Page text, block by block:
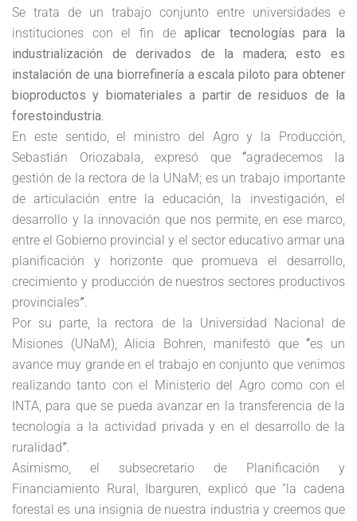
Se trata de un trabajo conjunto entre universidades e
instituciones con el fin deaplicar tecnologías para la
industrialización de derivados de la madera; esto es
instalación de una biorrefinería a escala piloto para obtener
bioproductos y biomateriales a partir de residuos de la
forestoindustria
En este sentido, el ministro del Agro y la Producción,
Sebastián Oriozabala, expresó que“agradecemos la
gestión de la rectora de la UNaM; es un trabajo importante
de articulación entre la educación, la investigación, el
desarrollo y la innovación que nos permite, en ese marco,
entre el Gobierno provincial y el sector educativo armar una
planificación y horizonte que promueva el desarrollo,
crecimiento y producción de nuestros sectores productivos
provinciales”
Por su parte, la rectora de la Universidad Nacional de
Misiones (UNaM), Alicia Bohren, manifestó que“es un
avance muy grande en el trabajo en conjunto que venimos
realizando tanto con el Ministerio del Agro como con el
INTA, para que se pueda avanzar en la transferencia de la
tecnología a la actividad privada y en el desarrollo de la
ruralidad”.
Asimismo, el subsecretario de Planificación y
Financiamiento Rural, Ibarguren, explicó que “la cadena
forestal es una insignia de nuestra industria y creemos que